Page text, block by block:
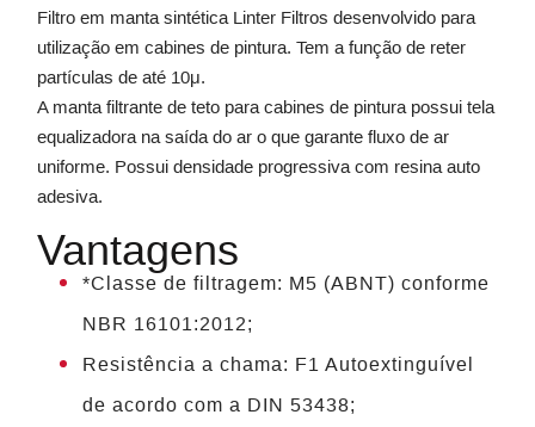
Filtro em manta sintética Linter Filtros desenvolvido para
utilização em cabines de pintura. Tem a função de reter
partículas de até 10μ.
A manta filtrante de teto para cabines de pintura possui tela
equalizadora na saída do ar o que garante fluxo de ar
uniforme. Possui densidade progressiva com resina auto
adesiva.
Vantagens
*Classe de filtragem: M5 (ABNT) conforme
NBR 16101:2012;
Resistência a chama: F1 Autoextinguível
de acordo com a DIN 53438;